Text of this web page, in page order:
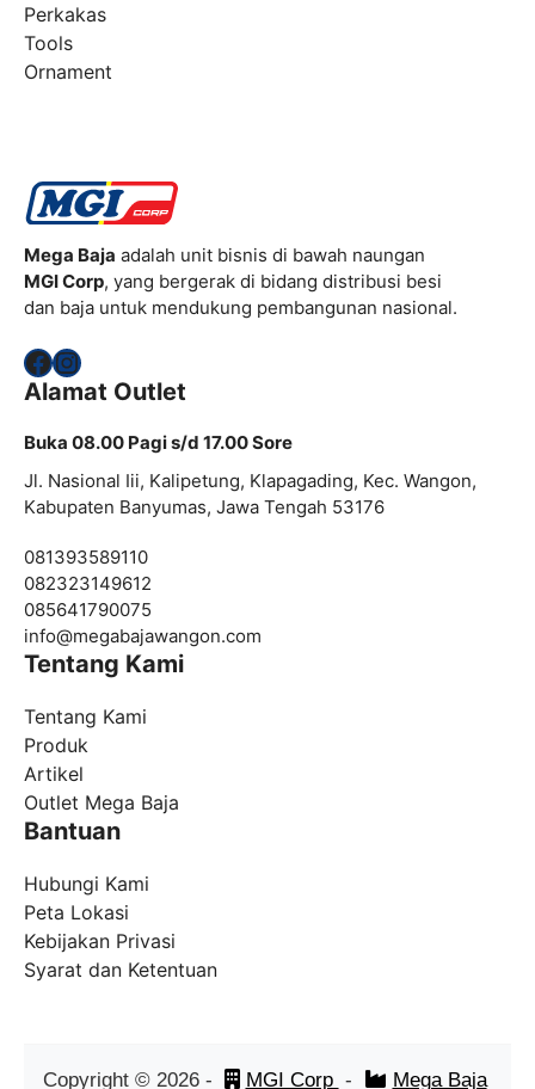
Perkakas
Tools
Ornament
Mega Baja adalah unit bisnis di bawah naungan
MGI Corp, yang bergerak di bidang distribusi besi
dan baja untuk mendukung pembangunan nasional.
Facebook
Instagram
Alamat Outlet
Buka 08.00 Pagi s/d 17.00 Sore
Jl. Nasional Iii, Kalipetung, Klapagading, Kec. Wangon,
Kabupaten Banyumas, Jawa Tengah 53176
081393589110
082323149612
085641790075
info@megabajawangon.com
Tentang Kami
Tentang Kami
Produk
Artikel
Outlet Mega Baja
Bantuan
Hubungi Kami
Peta Lokasi
Kebijakan Privasi
Syarat dan Ketentuan
Copyright © 2026- MGI Corp - Mega Baja